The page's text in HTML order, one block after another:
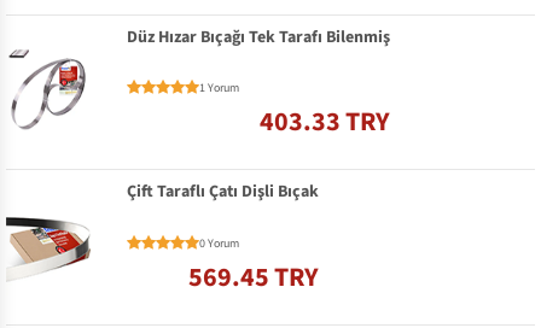
Düz Hızar Bıçağı Tek Tarafı Bilenmiş
1 Yorum
403.33 TRY
Çift Taraflı Çatı Dişli Bıçak
0 Yorum
569.45 TRY